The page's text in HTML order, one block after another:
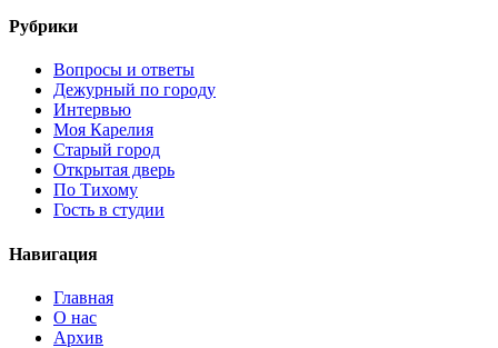
Рубрики
Вопросы и ответы
Дежурный по городу
Интервью
Моя Карелия
Старый город
Открытая дверь
По Тихому
Гость в студии
Навигация
Главная
О нас
Архив